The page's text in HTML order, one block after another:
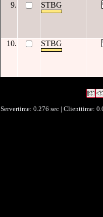
9. STBG
10. STBG
Servertime: 0.276 sec | Clienttime: